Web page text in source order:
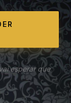
esperar que